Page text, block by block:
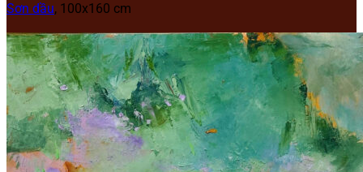
Sơn dầu, 100x160 cm